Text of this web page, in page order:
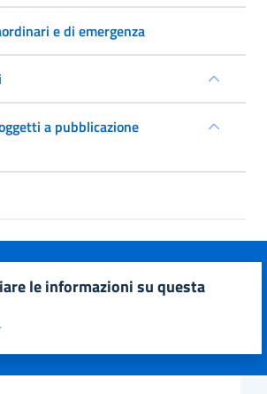
e di emergenza
a pubblicazione
pagina
5 stelle su 5
stelle su 5
su 5
5